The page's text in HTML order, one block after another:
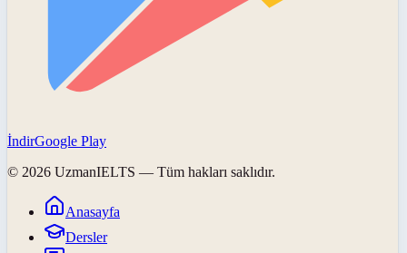
İndirGoogle Play
© 2026 UzmanIELTS — Tüm hakları saklıdır.
Anasayfa
Dersler